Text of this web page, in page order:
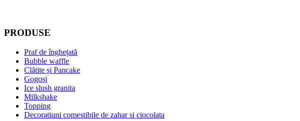
PRODUSE
Praf de înghețată
Bubble waffle
Clătite și Pancake
Gogoși
Ice slush granita
Milkshake
Topping
Decoratiuni comestibile de zahar si ciocolata